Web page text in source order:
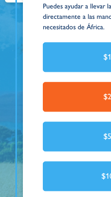
Puedes ayudar a llevar
directamente a las
necesitados de África.